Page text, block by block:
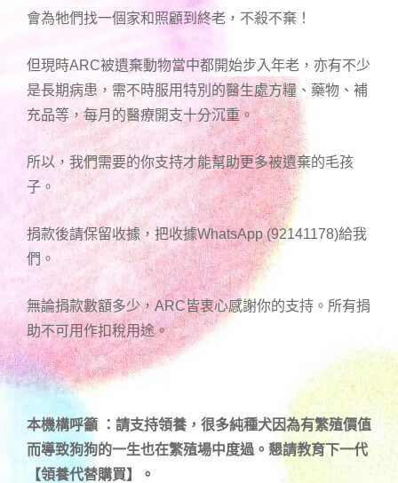
會為牠們找一個家和照顧到終老，不殺不棄！
但現時ARC被遺棄動物當中都開始步入年老，亦有不少
是長期病患，需不時服用特別的醫生處方糧、藥物、補
充品等，每月的醫療開支十分沉重。
所以，我們需要的你支持才能幫助更多被遺棄的毛孩
子。
捐款後請保留收據，把收據WhatsApp (92141178)給我
們。
無論捐款數額多少，ARC皆衷心感謝你的支持。所有捐
助不可用作扣稅用途。
本機構呼籲 ：請支持領養，很多純種犬因為有繁殖價值
而導致狗狗的一生也在繁殖場中度過。懇請教育下一代
【領養代替購買】。